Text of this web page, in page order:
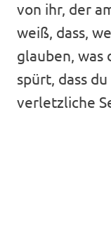
von ihr, der
weiß, dass,
glauben, was
spürt, dass
verletzliche